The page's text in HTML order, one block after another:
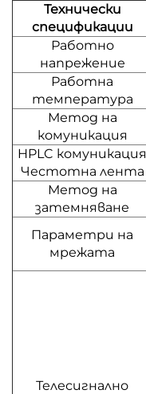
Технически
спецификации
Работно
напрежение
Работна
температура
Метод на
комуникация
HPLC комуникация
Честотна лента
Метод на
затемняване
Параметри на
мрежата
Телесигнално